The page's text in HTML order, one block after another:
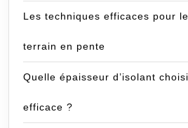
Les techniques efficaces pour
terrain en pente
Quelle épaisseur d’isolant
efficace ?